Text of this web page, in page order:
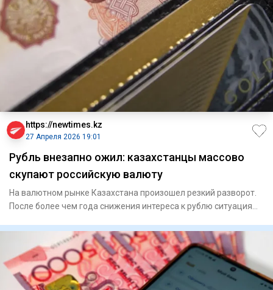
https://newtimes.kz
27 Апреля 2026 19:01
Рубль внезапно ожил: казахстанцы массово
скупают российскую валюту
На валютном рынке Казахстана произошел резкий разворот.
После более чем года снижения интереса к рублю ситуация